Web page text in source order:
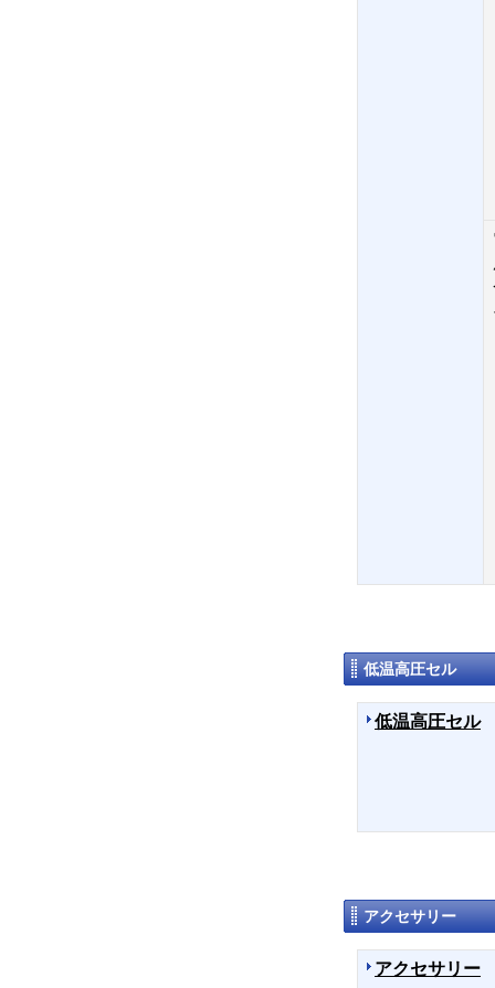
低温高圧セル
低温高圧セル
アクセサリー
アクセサリー